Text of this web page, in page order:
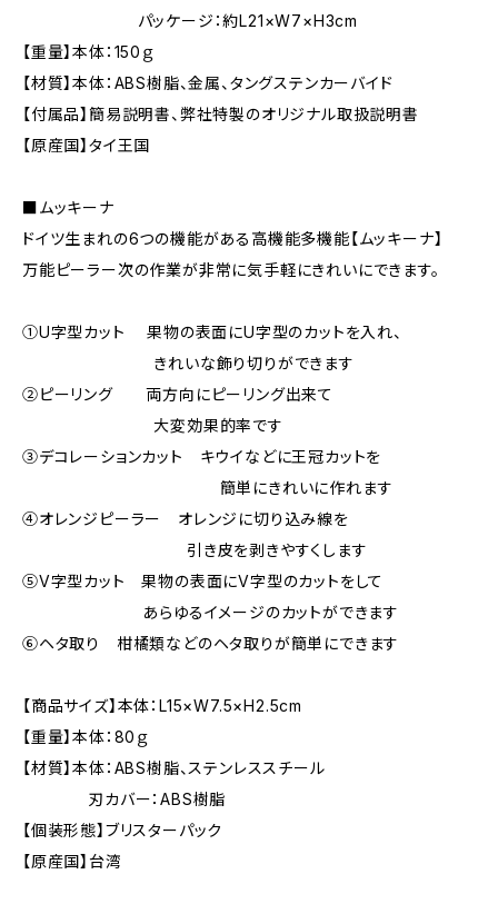
パッケージ：約L21×W7×H3cm
【重量】本体：150ｇ
【材質】本体：ABS樹脂、金属、タングステンカーバイド
【付属品】簡易説明書、弊社特製のオリジナル取扱説明書
【原産国】タイ王国
■ムッキーナ
ドイツ生まれの6つの機能がある高機能多機能【ムッキーナ】
万能ピーラー次の作業が非常に気手軽にきれいにできます。
①U字型カット 果物の表面にU字型のカットを入れ、
きれいな飾り切りができます
②ピーリング 両方向にピーリング出来て
大変効果的率です
③デコレーションカット キウイなどに王冠カットを
簡単にきれいに作れます
④オレンジピーラー オレンジに切り込み線を
引き皮を剥きやすくします
⑤V字型カット 果物の表面にV字型のカットをして
あらゆるイメージのカットができます
⑥ヘタ取り 柑橘類などのヘタ取りが簡単にできます
【商品サイズ】本体：L15×W7.5×H2.5cm
【重量】本体：80ｇ
【材質】本体：ABS樹脂、ステンレススチール
刃カバー：ABS樹脂
【個装形態】ブリスターパック
【原産国】台湾